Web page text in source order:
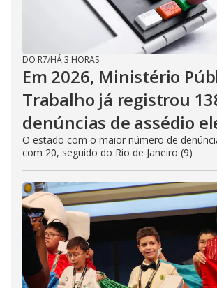
DO R7/HÁ 3 HORAS
Em 2026, Ministério
Trabalho já registrou
denúncias de assédio
O estado com o maior número de
com 20, seguido do Rio de Janeiro (9)